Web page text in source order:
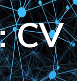
CV